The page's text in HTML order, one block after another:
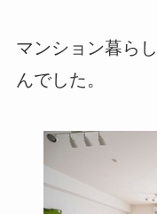
マンション暮ら
んでした。